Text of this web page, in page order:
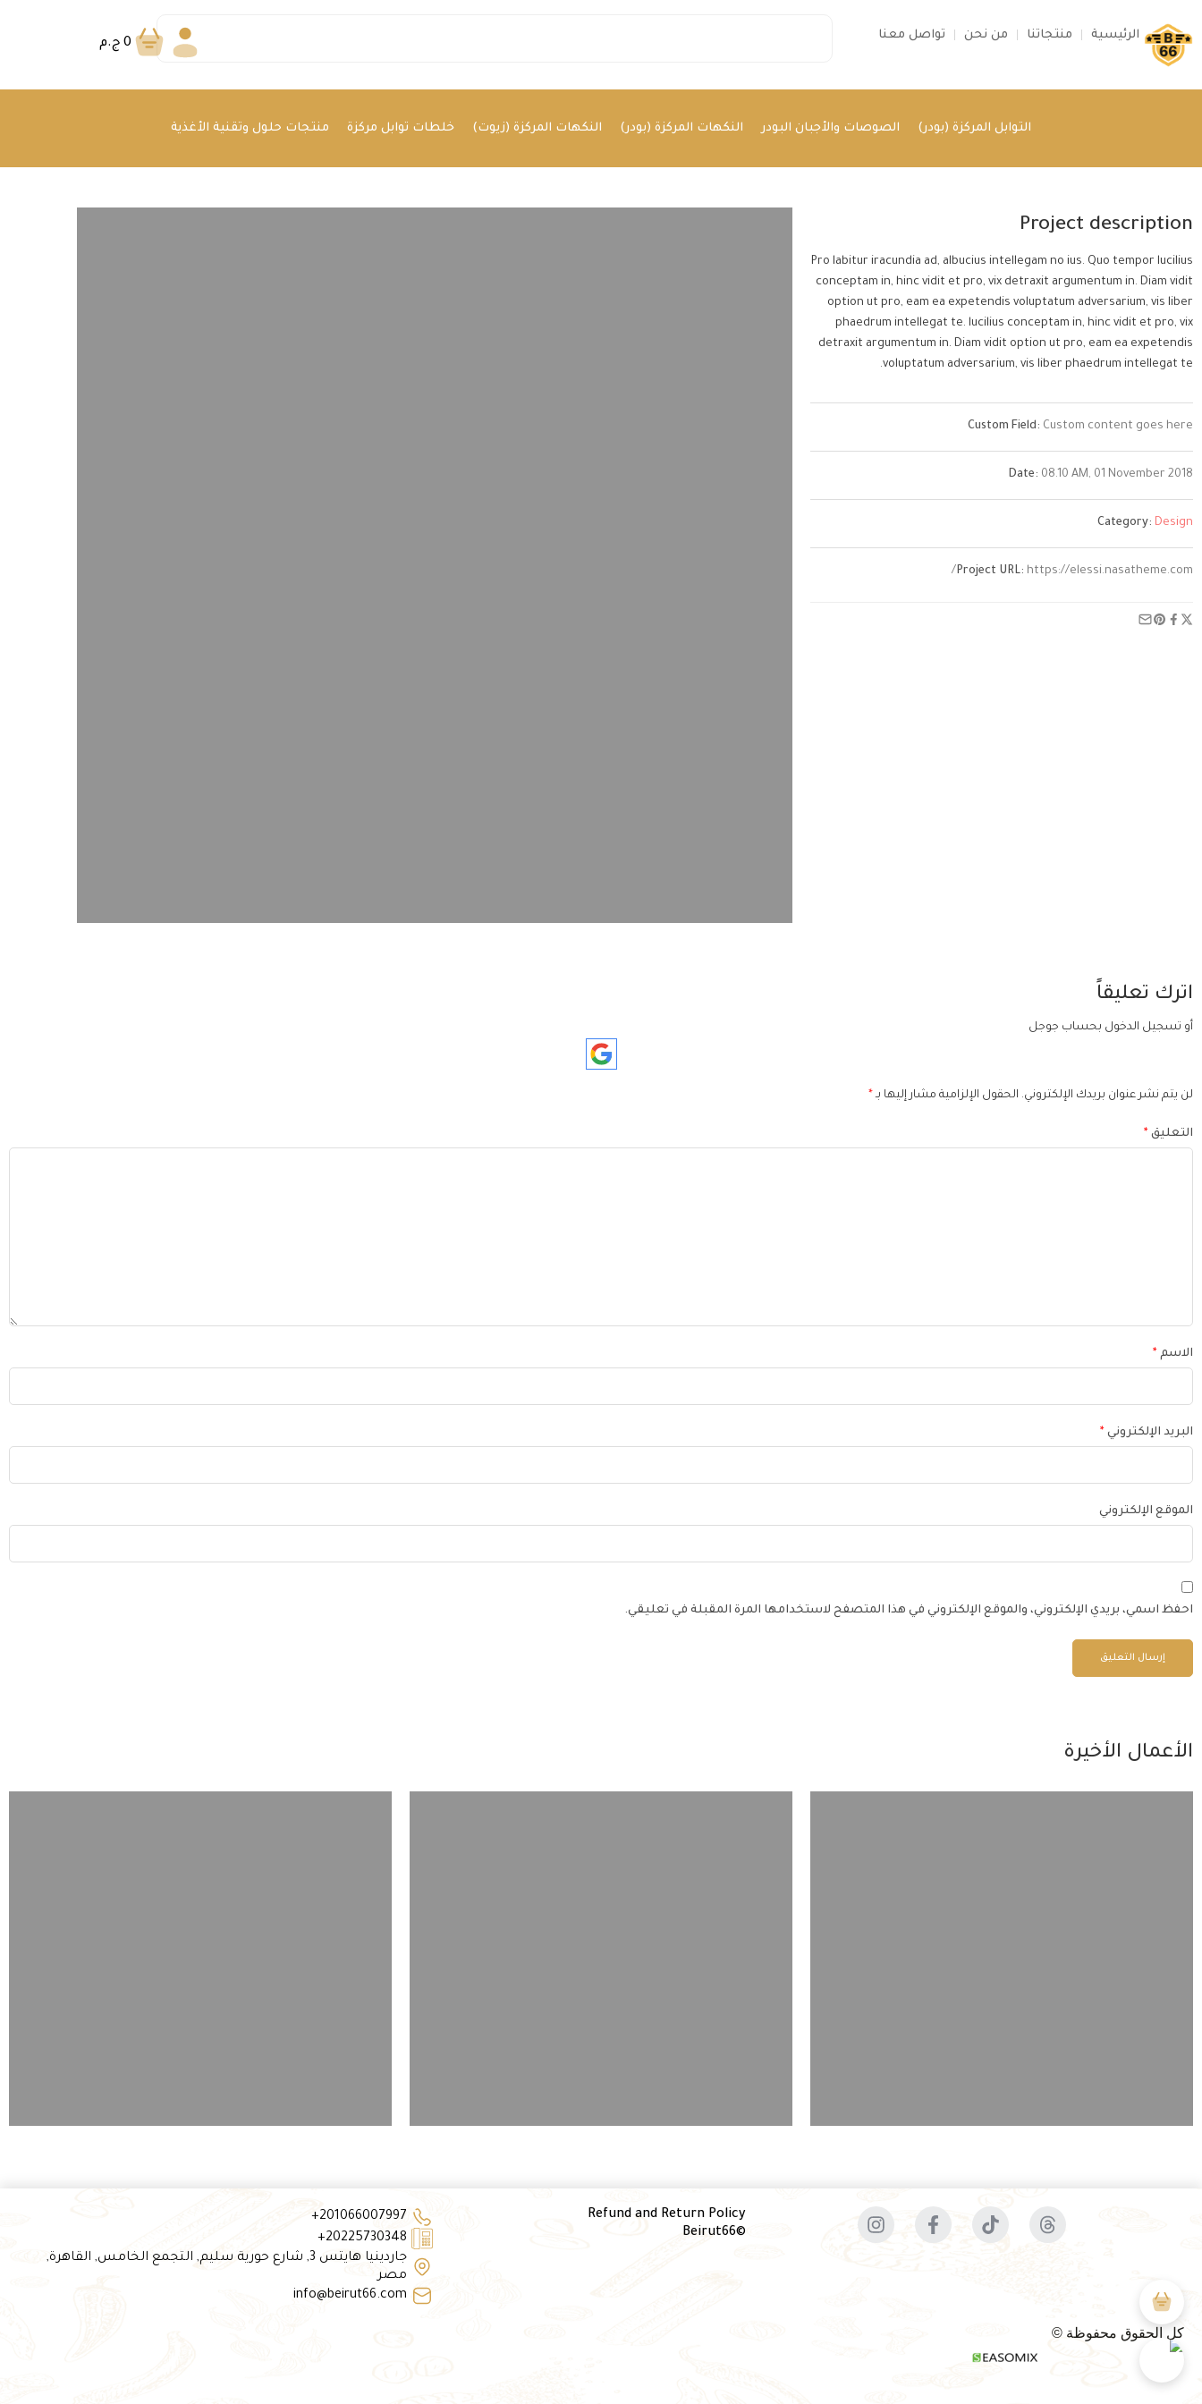
الرئيسية منتجاتنا من نحن تواصل معنا
0 ج.م
التوابل المركزة (بودر) الصوصات والأجبان البودر النكهات المركزة (بودر) النكهات المركزة (زيوت) خلطات توابل مركزة منتجات حلول وتقنية الأغذية
Project description
Pro labitur iracundia ad, albucius intellegam no ius. Quo tempor lucilius
conceptam in, hinc vidit et pro, vix detraxit argumentum in. Diam vidit
option ut pro, eam ea expetendis voluptatum adversarium, vis liber
phaedrum intellegat te. lucilius conceptam in, hinc vidit et pro, vix
detraxit argumentum in. Diam vidit option ut pro, eam ea expetendis
voluptatum adversarium, vis liber phaedrum intellegat te.
Custom Field: Custom content goes here
Date: 08.10 AM, 01 November 2018
Category: Design
Project URL: https://elessi.nasatheme.com/
اترك تعليقاً
أو تسجيل الدخول بحساب جوجل
لن يتم نشر عنوان بريدك الإلكتروني. الحقول الإلزامية مشار إليها بـ*
التعليق *
الاسم *
البريد الإلكتروني *
الموقع الإلكتروني
احفظ اسمي، بريدي الإلكتروني، والموقع الإلكتروني في هذا المتصفح لاستخدامها المرة المقبلة في تعليقي.
الأعمال الأخيرة
Refund and Return Policy
©Beirut66
201066007997+
20225730348+
جاردينيا هايتس 3, شارع حورية سليم, التجمع الخامس, القاهرة,
مصر​
info@beirut66.com
كل الحقوق محفوظة ©